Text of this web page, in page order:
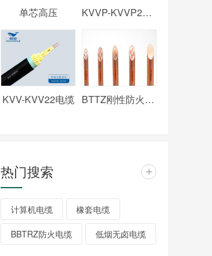
单芯高压 KVVP-KVVP2电缆
KVV-KVV22电缆 BTTZ刚性防火电缆
热门搜索 +
计算机电缆 橡套电缆
BBTRZ防火电缆 低烟无卤电缆